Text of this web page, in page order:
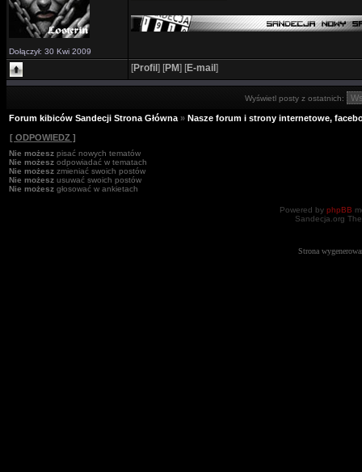
Dołączył: 30 Kwi 2009
[Profil ] [PM] [E-mail ]
Wyświetl posty z ostatnich:
Forum kibiców Sandecji Strona Główna » Nasze forum i strony internetowe,
[ ODPOWIEDZ ]
Nie możesz pisać nowych tematów
Nie możesz odpowiadać w tematach
Nie możesz zmieniać swoich postów
Nie możesz usuwać swoich postów
Nie możesz głosować w ankietach
Powered by phpBB
Sandecja.org
Strona